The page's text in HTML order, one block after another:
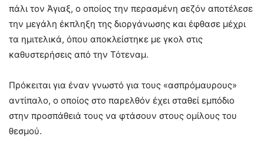
πάλι τον Άγιαξ, ο οποίος την περασμένη σεζόν αποτέλεσε
την μεγάλη έκπληξη της διοργάνωσης και έφθασε μέχρι
τα ημιτελικά, όπου αποκλείστηκε με γκολ στις
καθυστερήσεις από την Τότεναμ.
Πρόκειται για έναν γνωστό για τους «ασπρόμαυρους»
αντίπαλο, ο οποίος στο παρελθόν έχει σταθεί εμπόδιο
στην προσπάθειά τους να φτάσουν στους ομίλους του
θεσμού.